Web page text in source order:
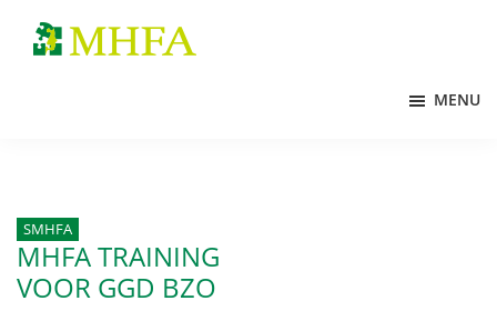
naar
naar
naar
MENU
SMHFA
MHFA TRAINING
VOOR GGD BZO